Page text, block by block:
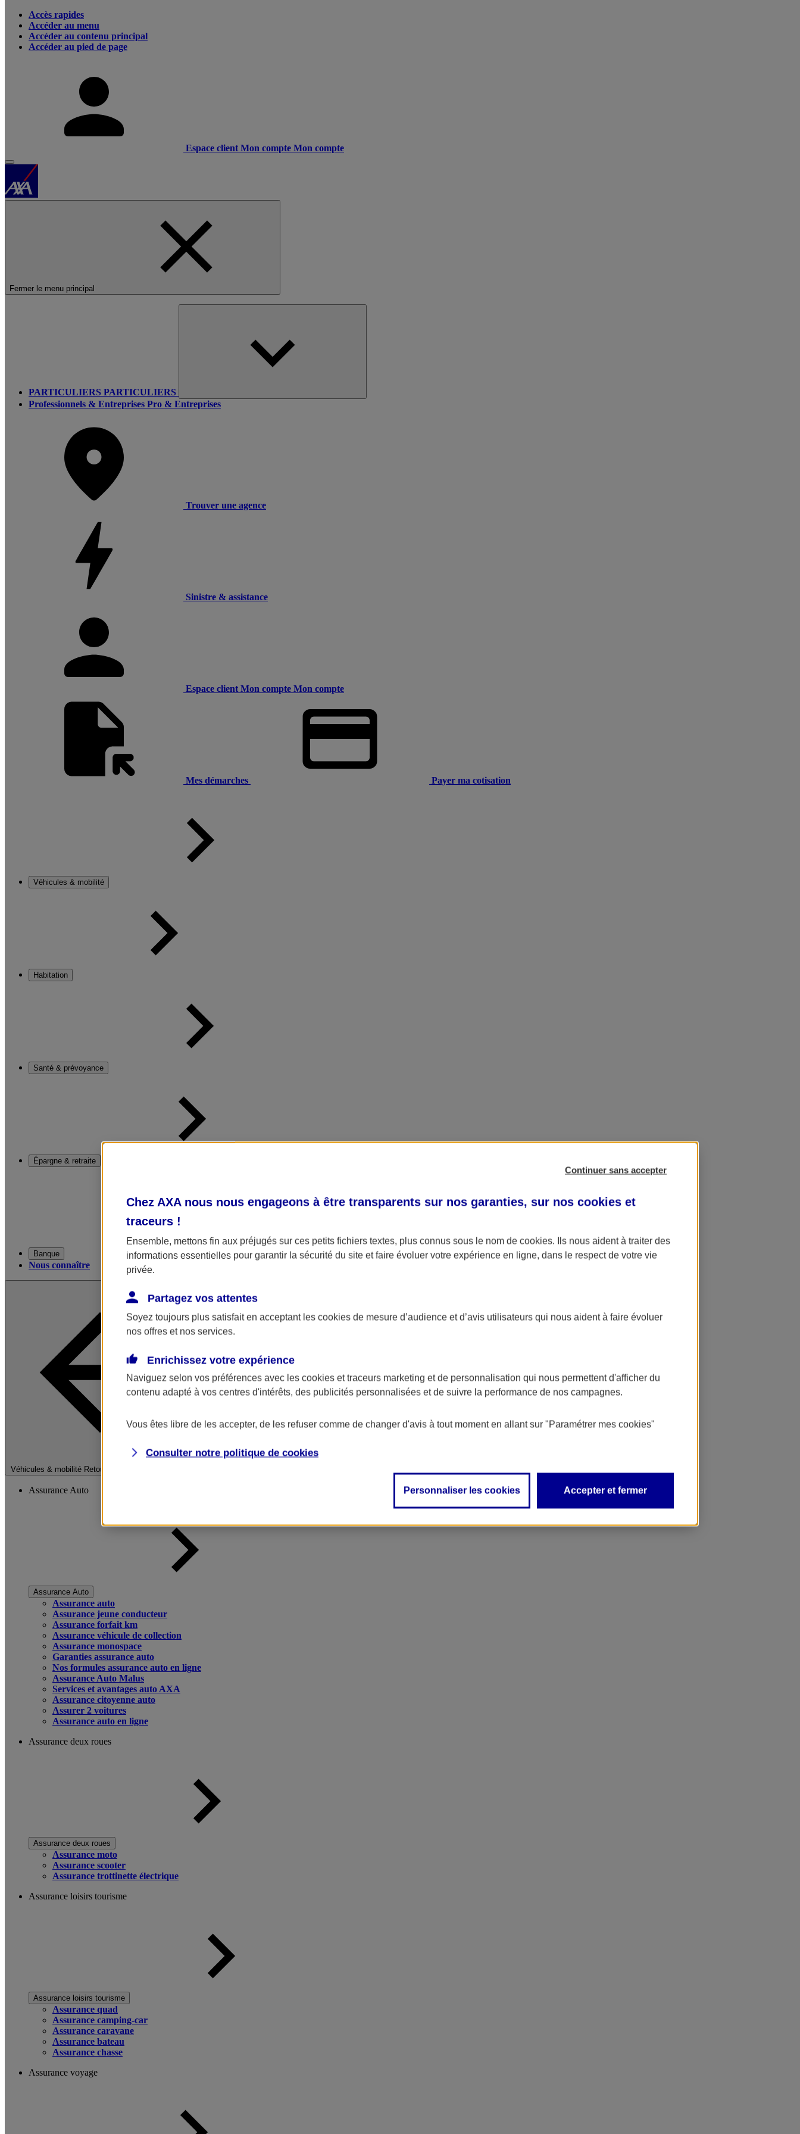
Accès rapides
Accéder au menu
Accéder au contenu principal
Accéder au pied de page
Espace client Mon compte Mon compte
Fermer le menu principal
PARTICULIERS PARTICULIERS
Professionnels & Entreprises Pro & Entreprises
Trouver une agence
Sinistre & assistance
Espace client Mon compte Mon compte
Mes démarches Payer ma cotisation
Véhicules & mobilité
Habitation
Santé & prévoyance
Épargne & retraite
Banque
Nous connaître
Véhicules & mobilité Retour à la section précédente
Fermer le menu principal
Assurance Auto
Assurance Auto
Assurance auto
Assurance jeune conducteur
Assurance forfait km
Assurance véhicule de collection
Assurance monospace
Garanties assurance auto
Nos formules assurance auto en ligne
Assurance Auto Malus
Services et avantages auto AXA
Assurance citoyenne auto
Assurer 2 voitures
Assurance auto en ligne
Assurance deux roues
Assurance deux roues
Assurance moto
Assurance scooter
Assurance trottinette électrique
Assurance loisirs tourisme
Assurance loisirs tourisme
Assurance quad
Assurance camping-car
Assurance caravane
Assurance bateau
Assurance chasse
Assurance voyage
Continuer sans accepter
Chez AXA nous nous engageons à être transparents sur nos garanties, sur nos cookies et
traceurs !
Ensemble, mettons fin aux préjugés sur ces petits fichiers textes, plus connus sous le nom de cookies. Ils nous aident à traiter des
informations essentielles pour garantir la sécurité du site et faire évoluer votre expérience en ligne, dans le respect de votre vie
privée.
Partagez vos attentes
Soyez toujours plus satisfait en acceptant les cookies de mesure d’audience et d’avis utilisateurs qui nous aident à faire évoluer
nos offres et nos services.
Enrichissez votre expérience
Naviguez selon vos préférences avec les cookies et traceurs marketing et de personnalisation qui nous permettent d'afficher du
contenu adapté à vos centres d'intérêts, des publicités personnalisées et de suivre la performance de nos campagnes.
Vous êtes libre de les accepter, de les refuser comme de changer d'avis à tout moment en allant sur "Paramétrer mes cookies"
Consulter notre politique de cookies
Personnaliser les cookies Accepter et fermer